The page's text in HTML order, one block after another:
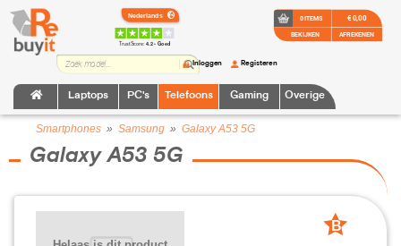
TrustScore:4.2 • Goed
Laptops PC's Telefoons Gaming Overige
Inloggen Registeren
0 ITEMS
BEKIJKEN
€ 0,00
AFREKENEN
Smartphones » Samsung » Galaxy A53 5G
Galaxy A53 5G
B